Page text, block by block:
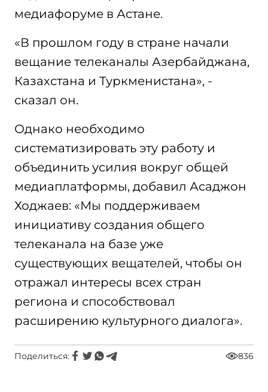
медиафоруме в Астане.
«В прошлом году в стране начали
вещание телеканалы Азербайджана,
Казахстана и Туркменистана», -
сказал он.
Однако необходимо
систематизировать эту работу и
объединить усилия вокруг общей
медиаплатформы, добавил Асаджон
Ходжаев: «Мы поддерживаем
инициативу создания общего
телеканала на базе уже
существующих вещателей, чтобы он
отражал интересы всех стран
региона и способствовал
расширению культурного диалога».
Поделиться: 836